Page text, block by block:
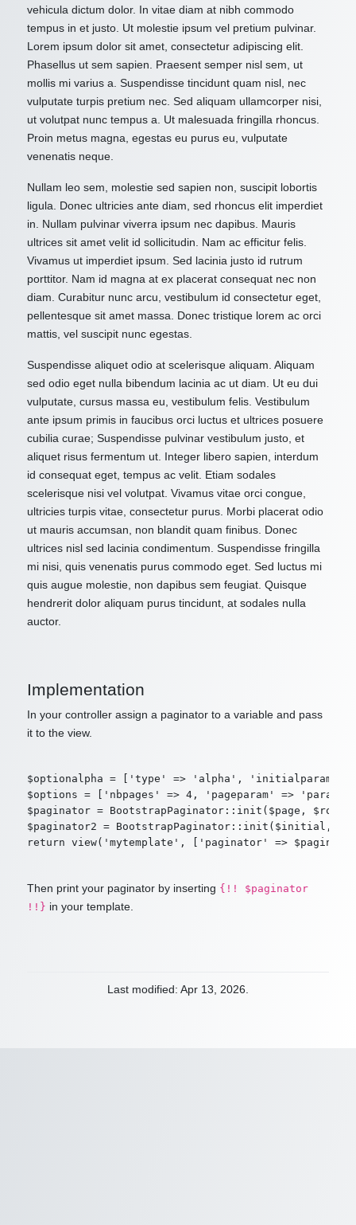
vehicula dictum dolor. In vitae diam at nibh commodo
tempus in et justo. Ut molestie ipsum vel pretium pulvinar.
Lorem ipsum dolor sit amet, consectetur adipiscing elit.
Phasellus ut sem sapien. Praesent semper nisl sem, ut
mollis mi varius a. Suspendisse tincidunt quam nisl, nec
vulputate turpis pretium nec. Sed aliquam ullamcorper nisi,
ut volutpat nunc tempus a. Ut malesuada fringilla rhoncus.
Proin metus magna, egestas eu purus eu, vulputate
venenatis neque.
Nullam leo sem, molestie sed sapien non, suscipit lobortis
ligula. Donec ultricies ante diam, sed rhoncus elit imperdiet
in. Nullam pulvinar viverra ipsum nec dapibus. Mauris
ultrices sit amet velit id sollicitudin. Nam ac efficitur felis.
Vivamus ut imperdiet ipsum. Sed lacinia justo id rutrum
porttitor. Nam id magna at ex placerat consequat nec non
diam. Curabitur nunc arcu, vestibulum id consectetur eget,
pellentesque sit amet massa. Donec tristique lorem ac orci
mattis, vel suscipit nunc egestas.
Suspendisse aliquet odio at scelerisque aliquam. Aliquam
sed odio eget nulla bibendum lacinia ac ut diam. Ut eu dui
vulputate, cursus massa eu, vestibulum felis. Vestibulum
ante ipsum primis in faucibus orci luctus et ultrices posuere
cubilia curae; Suspendisse pulvinar vestibulum justo, et
aliquet risus fermentum ut. Integer libero sapien, interdum
id consequat eget, tempus ac velit. Etiam sodales
scelerisque nisi vel volutpat. Vivamus vitae orci congue,
ultricies turpis vitae, consectetur purus. Morbi placerat odio
ut mauris accumsan, non blandit quam finibus. Donec
ultrices nisl sed lacinia condimentum. Suspendisse fringilla
mi nisi, quis venenatis purus commodo eget. Sed luctus mi
quis augue molestie, non dapibus sem feugiat. Quisque
hendrerit dolor aliquam purus tincidunt, at sodales nulla
auctor.
Implementation
In your controller assign a paginator to a variable and pass
it to the view.
$optionalpha = ['type' => 'alpha', 'initialparam'
$options = ['nbpages' => 4, 'pageparam' =>
$paginator = BootstrapPaginator::init($page,
$paginator2 = BootstrapPaginator::init($initial,
Then print your paginator by inserting {!! $paginator
!!} in your template.
Last modified: Apr 13, 2026.